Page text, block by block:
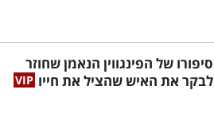
סיפורו של הפינגווין הנאמן שחוזר
לבקר את האיש שהציל את חייו